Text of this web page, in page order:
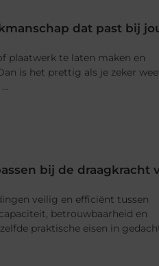
dat past bij
plaatwerk te laten maken en
is het prettig als je zeker
bij de draagkracht
veilig en efficiënt tussen
betrouwbaarheid en
praktische eisen in